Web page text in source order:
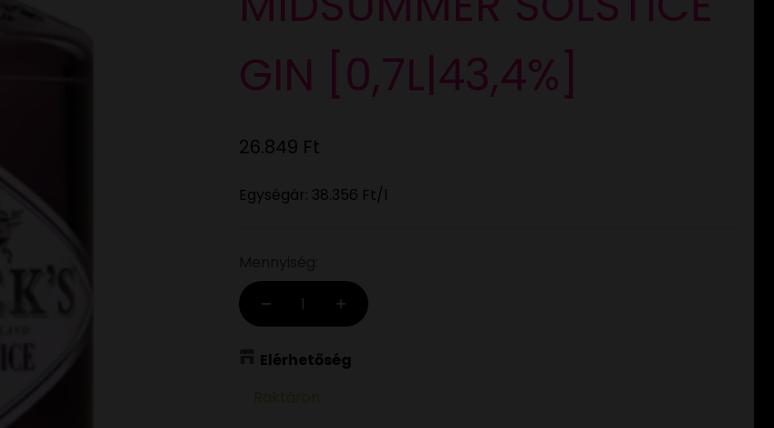
GIN [0,7L|43,4%]
Eladási ár
26.849 Ft
Egységár: 38.356 Ft/l
Elérhetőség
Raktáron